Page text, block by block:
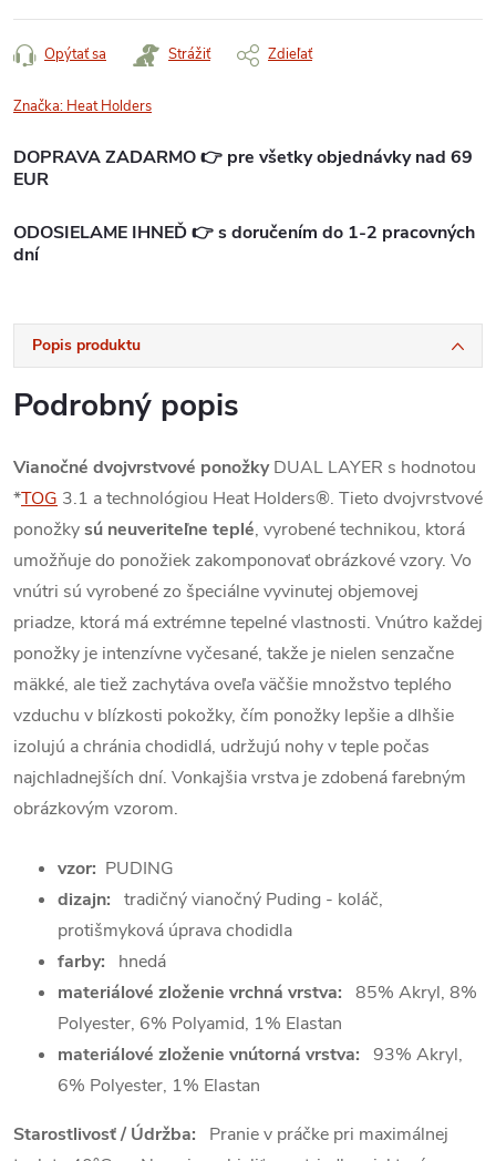
cena:
Opýtať sa Strážiť Zdieľať
Značka: Heat Holders
DOPRAVA ZADARMO 👉 pre všetky objednávky nad 69
EUR
ODOSIELAME IHNEĎ 👉 s doručením do 1-2 pracovných
dní
Popis produktu
Podrobný popis
Vianočné dvojvrstvové ponožkyDUAL LAYER s hodnotou
*TOG 3.1 a technológiou Heat Holders®. Tieto dvojvrstvové
ponožkysú neuveriteľne teplé, vyrobené technikou, ktorá
umožňuje do ponožiek zakomponovať obrázkové vzory. Vo
vnútri sú vyrobené zo špeciálne vyvinutej objemovej
priadze, ktorá má extrémne tepelné vlastnosti. Vnútro každej
ponožky je intenzívne vyčesané, takže je nielen senzačne
mäkké, ale tiež zachytáva oveľa väčšie množstvo teplého
vzduchu v blízkosti pokožky, čím ponožky lepšie a dlhšie
izolujú a chránia chodidlá, udržujú nohy v teple počas
najchladnejších dní. Vonkajšia vrstva je zdobená farebným
obrázkovým vzorom.
vzor: PUDING
dizajn: tradičný vianočný Puding - koláč,
protišmyková úprava chodidla
farby: hnedá
materiálové zloženie vrchná vrstva: 85% Akryl, 8%
Polyester, 6% Polyamid, 1% Elastan
materiálové zloženie vnútorná vrstva: 93% Akryl,
6% Polyester, 1% Elastan
Starostlivosť / Údržba: Pranie v práčke pri maximálnej